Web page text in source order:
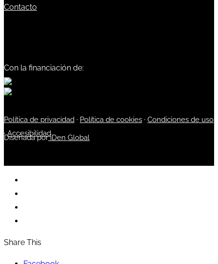
Contacto
Con la financiación de:
Política de privacidad · Política de cookies · Condiciones de uso
·Accesibilidad
Diseñada poriDen Global
Share This